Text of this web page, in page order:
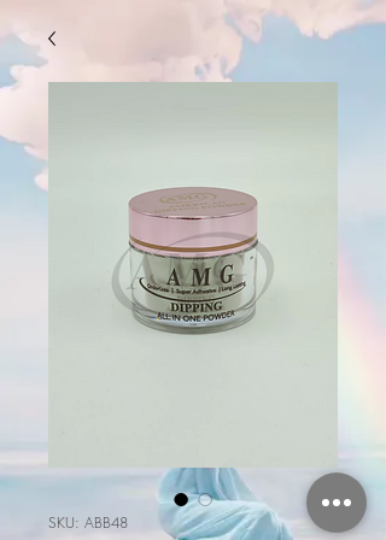
SKU: ABB48